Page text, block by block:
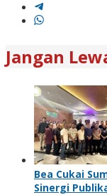
Jangan
Bea Cukai
Sinergi